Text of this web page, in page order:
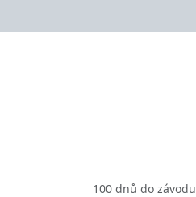
100 dnů do závodu